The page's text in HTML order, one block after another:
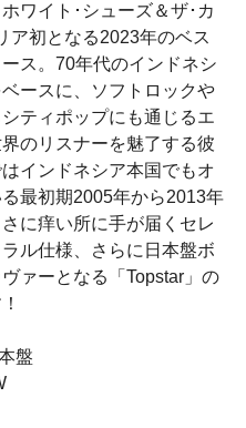
ワイト･シューズ＆ザ･カ
ア初となる2023年のベス
ス。70年代のインドネシ
ースに、ソフトロックや
ティポップにも通じるエ
のリスナーを魅了する彼
インドネシア本国でもオ
最初期2005年から2013年
に痒い所に手が届くセレ
ル仕様、さらに日本盤ボ
ァーとなる「Topstar」の
盤